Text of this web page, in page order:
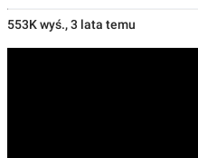
553K wyś.,3 lata temu